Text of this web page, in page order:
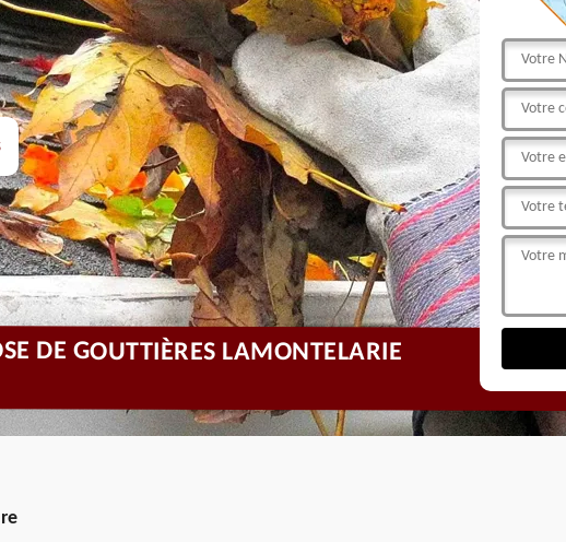
DE GOUTTIÈRES LAMONTELARIE